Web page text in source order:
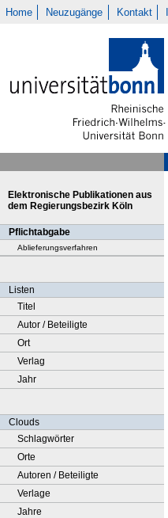
Home Neuzugänge Kontakt
Elektronische Publikationen aus
dem Regierungsbezirk Köln
Pflichtabgabe
Ablieferungsverfahren
Listen
Titel
Autor / Beteiligte
Ort
Verlag
Jahr
Clouds
Schlagwörter
Orte
Autoren / Beteiligte
Verlage
Jahre